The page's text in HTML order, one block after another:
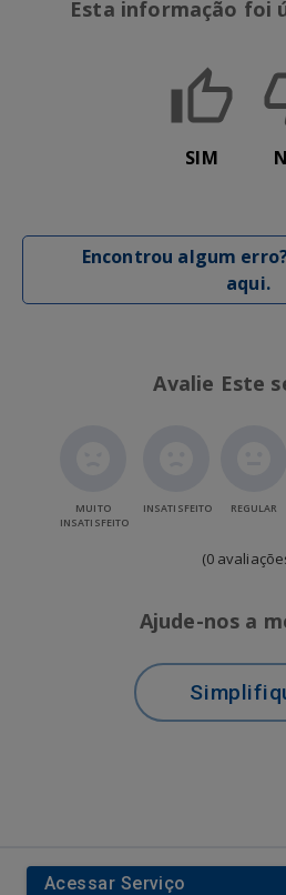
Esta informação foi
SIM
Encontrou algum
aqui.
Avalie Este
MUITO
INSATISFEITO
INSATISFEITO REGULAR
(0
Ajude-nos a
Acessar Serviço